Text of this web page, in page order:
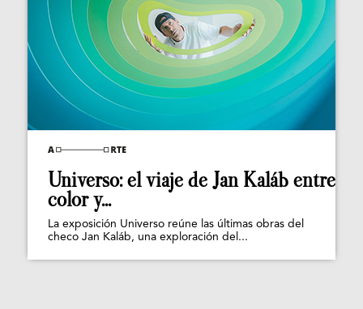
Universo: el viaje de Jan Kaláb entre
color y...
La exposición Universo reúne las últimas obras del
checo Jan Kaláb, una exploración del...